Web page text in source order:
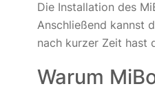
Die Installation des
Anschließend kannst
nach kurzer Zeit hast
Warum